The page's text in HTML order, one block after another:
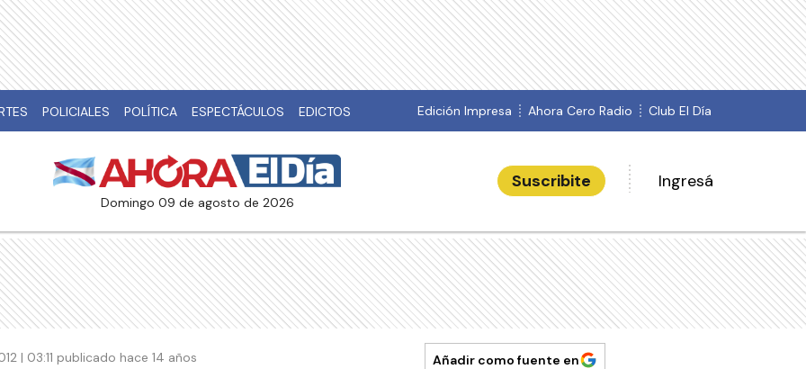
POLICIALES POLÍTICA ESPECTÁCULOS EDICTOS Edición Impresa Ahora Cero Radio Club El Día
domingo 09 de agosto de 2026
Suscribite Ingresá
| 03:11 publicado hace 14 años Añadir como fuente en